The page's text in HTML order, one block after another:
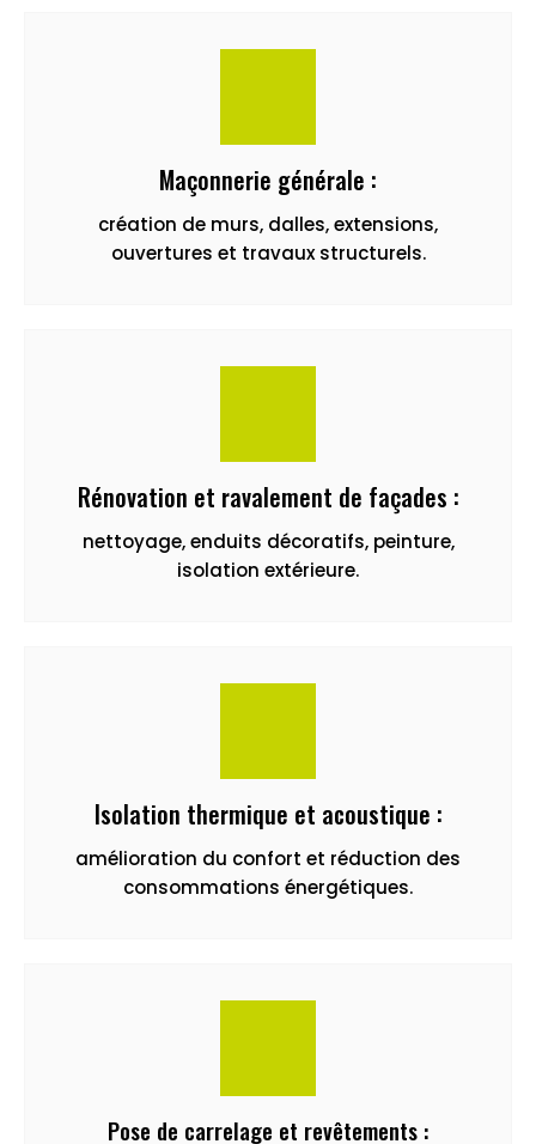
Maçonnerie générale :
création de murs, dalles, extensions,
ouvertures et travaux structurels.
Rénovation et ravalement de façades :
nettoyage, enduits décoratifs, peinture,
isolation extérieure.
Isolation thermique et acoustique :
amélioration du confort et réduction des
consommations énergétiques.
Pose de carrelage et revêtements :